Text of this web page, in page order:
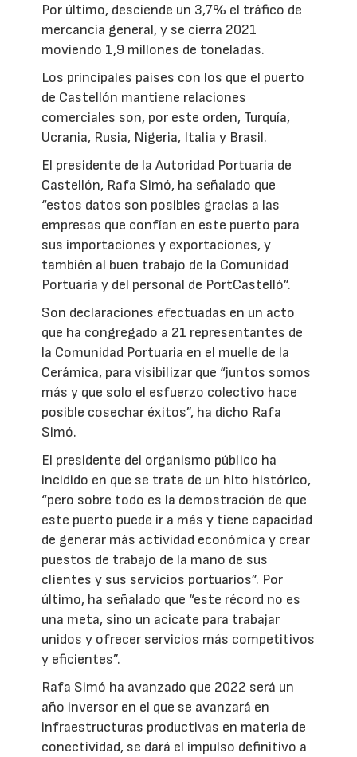
Por último, desciende un 3,7% el tráfico de
mercancía general, y se cierra 2021
moviendo 1,9 millones de toneladas.
Los principales países con los que el puerto
de Castellón mantiene relaciones
comerciales son, por este orden, Turquía,
Ucrania, Rusia, Nigeria, Italia y Brasil.
El presidente de la Autoridad Portuaria de
Castellón, Rafa Simó, ha señalado que
“estos datos son posibles gracias a las
empresas que confían en este puerto para
sus importaciones y exportaciones, y
también al buen trabajo de la Comunidad
Portuaria y del personal de PortCastelló”.
Son declaraciones efectuadas en un acto
que ha congregado a 21 representantes de
la Comunidad Portuaria en el muelle de la
Cerámica, para visibilizar que “juntos somos
más y que solo el esfuerzo colectivo hace
posible cosechar éxitos”, ha dicho Rafa
Simó.
El presidente del organismo público ha
incidido en que se trata de un hito histórico,
“pero sobre todo es la demostración de que
este puerto puede ir a más y tiene capacidad
de generar más actividad económica y crear
puestos de trabajo de la mano de sus
clientes y sus servicios portuarios”. Por
último, ha señalado que “este récord no es
una meta, sino un acicate para trabajar
unidos y ofrecer servicios más competitivos
y eficientes”.
Rafa Simó ha avanzado que 2022 será un
año inversor en el que se avanzará en
infraestructuras productivas en materia de
conectividad, se dará el impulso definitivo a